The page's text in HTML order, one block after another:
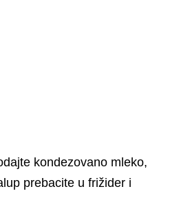
kondezovano mleko,
prebacite u frižider i